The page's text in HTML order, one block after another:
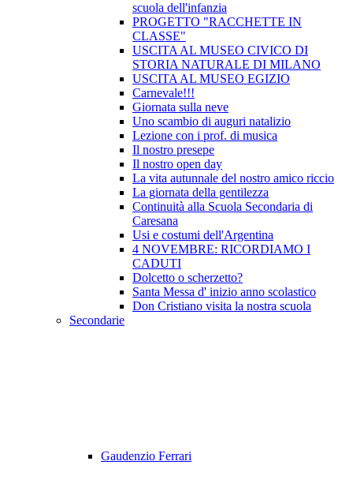
scuola dell'infanzia
PROGETTO "RACCHETTE IN
CLASSE"
USCITA AL MUSEO CIVICO DI
STORIA NATURALE DI MILANO
USCITA AL MUSEO EGIZIO
Carnevale!!!
Giornata sulla neve
Uno scambio di auguri natalizio
Lezione con i prof. di musica
Il nostro presepe
Il nostro open day
La vita autunnale del nostro amico riccio
La giornata della gentilezza
Continuità alla Scuola Secondaria di
Caresana
Usi e costumi dell'Argentina
4 NOVEMBRE: RICORDIAMO I
CADUTI
Dolcetto o scherzetto?
Santa Messa d' inizio anno scolastico
Don Cristiano visita la nostra scuola
Secondarie
Gaudenzio Ferrari